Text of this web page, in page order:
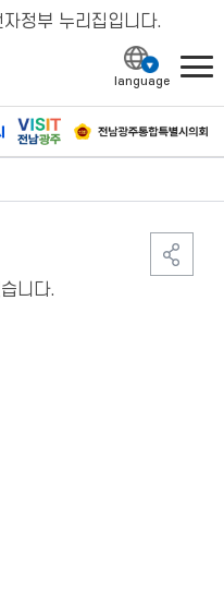
정부 누리집입니다.
니다.